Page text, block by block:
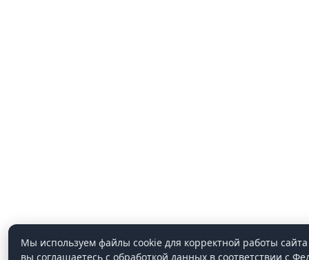
Мы используем файлы cookie для корректной работы
вы соглашаетесь с обработкой данных в соответствии с